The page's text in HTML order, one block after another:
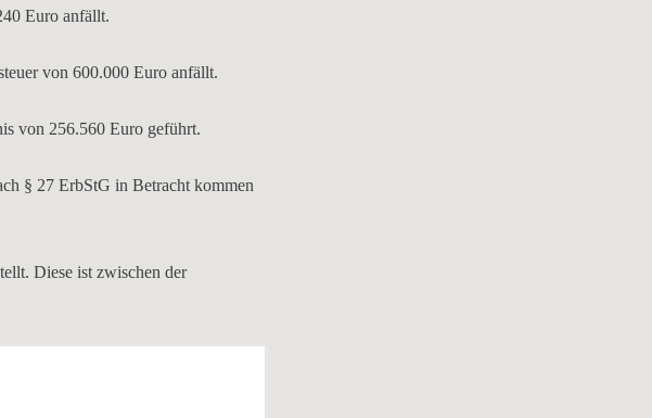
Euro anfällt.
von 600.000 Euro anfällt.
von 256.560 Euro geführt.
§ 27 ErbStG in Betracht kommen
Diese ist zwischen der